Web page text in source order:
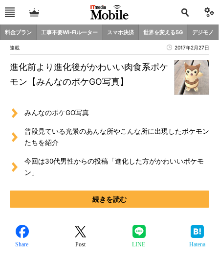
料金プラン 工事不要Wi-Fiルーター スマホ決済 世界を変える5G デジモノ
連載 2017年2月27日
進化前より進化後がかわいい肉食系ポケ
モン【みんなのポケGO写真】
みんなのポケGO写真
普段見ている光景のあんな所やこんな所に出現したポケモン
たちを紹介
今回は30代男性からの投稿「進化した方がかわいいポケモ
ン」
続きを読む
Share Post LINE Hatena